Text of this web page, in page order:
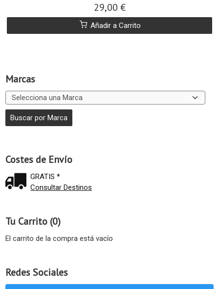
Marcas
Costes de Envío
GRATIS *
Consultar Destinos
Tu Carrito (0)
El carrito de la compra está vacío
Redes Sociales
29,00 €
Añadir a Carrito